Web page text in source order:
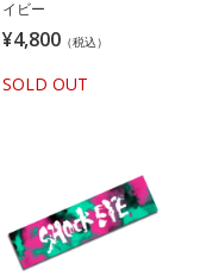
イビー
¥4,800 （税込）
SOLD OUT